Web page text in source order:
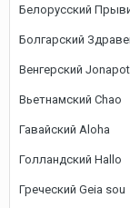
Белорусский
Болгарский
Венгерский Jonapot
Вьетнамский Chao
Гавайский Aloha
Голландский Hallo
Греческий Geia sou